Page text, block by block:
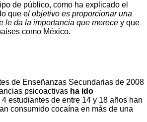
de público, como ha explicado el
que el objetivo es proporcionar una
le da la importancia que merece y que
como México.
de Enseñanzas Secundarias de 2008
psicoactivasha ido
estudiantes de entre 14 y 18 años han
consumido cocaína en más de una